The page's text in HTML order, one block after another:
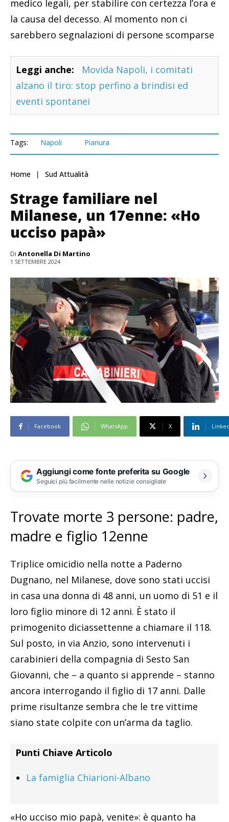
medico legali, per stabilire con certezza l’ora e
la causa del decesso. Al momento non ci
sarebbero segnalazioni di persone scomparse
Leggi anche:
Movida Napoli, i comitati
alzano il tiro: stop perfino a brindisi ed
eventi spontanei
Tags: Napoli Pianura
Home Sud Attualità
Strage familiare nel
Milanese, un 17enne: «Ho
ucciso papà»
Di Antonella Di Martino
1 SETTEMBRE 2024
Facebook WhatsApp X
Aggiungi come fonte preferita su Google
Seguici più facilmente nelle notizie consigliate
Trovate morte 3 persone: padre,
madre e figlio 12enne
Triplice omicidio nella notte a Paderno
Dugnano, nel Milanese, dove sono stati uccisi
in casa una donna di 48 anni, un uomo di 51 e il
loro figlio minore di 12 anni. È stato il
primogenito diciassettenne a chiamare il 118.
Sul posto, in via Anzio, sono intervenuti i
carabinieri della compagnia di Sesto San
Giovanni, che – a quanto si apprende – stanno
ancora interrogando il figlio di 17 anni. Dalle
prime risultanze sembra che le tre vittime
siano state colpite con un’arma da taglio.
Punti Chiave Articolo
La famiglia Chiarioni-Albano
«Ho ucciso mio papà, venite»: è quanto ha